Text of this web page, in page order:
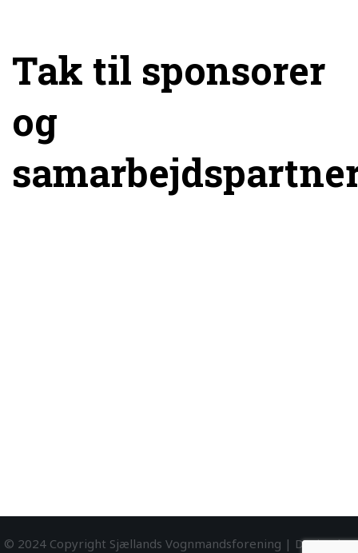
Tak til sponsorer
og
© 2024 Copyright Sjællands Vognmandsforening | Design by: